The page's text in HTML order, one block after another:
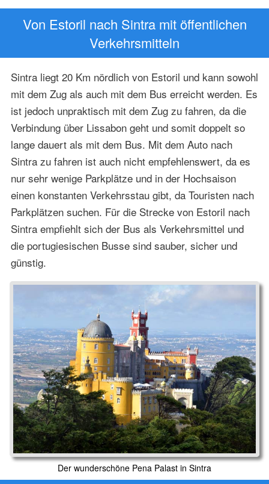
Von Estoril nach Sintra mit öffentlichen
Verkehrsmitteln
Sintra liegt 20 Km nördlich von Estoril und kann sowohl
mit dem Zug als auch mit dem Bus erreicht werden. Es
ist jedoch unpraktisch mit dem Zug zu fahren, da die
Verbindung über Lissabon geht und somit doppelt so
lange dauert als mit dem Bus. Mit dem Auto nach
Sintra zu fahren ist auch nicht empfehlenswert, da es
nur sehr wenige Parkplätze und in der Hochsaison
einen konstanten Verkehrsstau gibt, da Touristen nach
Parkplätzen suchen. Für die Strecke von Estoril nach
Sintra empfiehlt sich der Bus als Verkehrsmittel und
die portugiesischen Busse sind sauber, sicher und
günstig.
Der wunderschöne Pena Palast in Sintra